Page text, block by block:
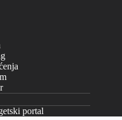
portal